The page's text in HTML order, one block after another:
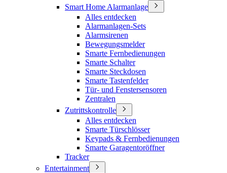
Smart Home Alarmanlage
Alles entdecken
Alarmanlagen-Sets
Alarmsirenen
Bewegungsmelder
Smarte Fernbedienungen
Smarte Schalter
Smarte Steckdosen
Smarte Tastenfelder
Tür- und Fenstersensoren
Zentralen
Zutrittskontrolle
Alles entdecken
Smarte Türschlösser
Keypads & Fernbedienungen
Smarte Garagentoröffner
Tracker
Entertainment